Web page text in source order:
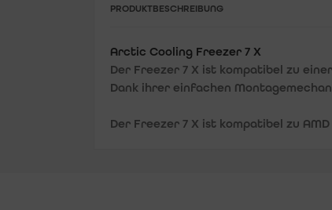
PRODUKTBESCHREIBUNG
Arctic Cooling Freezer 7 X
Der Freezer 7 X ist kompatibel zu
Dank ihrer einfachen
Der Freezer 7 X ist kompatibel zu AMD